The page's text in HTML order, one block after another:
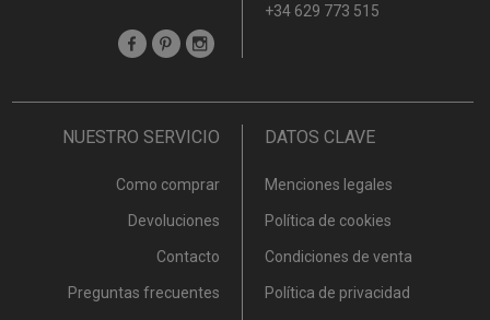
+34 629 773 515
NUESTRO SERVICIO
Como comprar
Devoluciones
Contacto
Preguntas frecuentes
DATOS CLAVE
Menciones legales
Política de cookies
Condiciones de venta
Política de privacidad